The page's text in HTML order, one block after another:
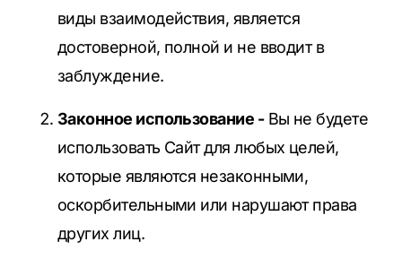
виды взаимодействия, является
достоверной, полной и не вводит в
заблуждение.
Законное использование -Вы не будете
использовать Сайт для любых целей,
которые являются незаконными,
оскорбительными или нарушают права
других лиц.